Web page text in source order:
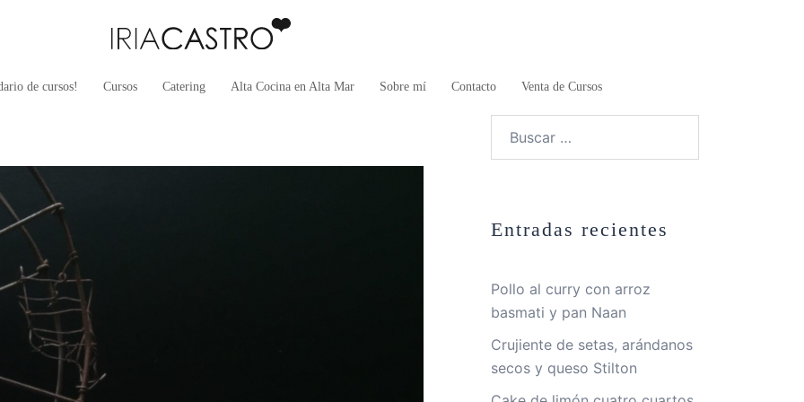
de cursos! Cursos Catering Alta Cocina en Alta Mar Sobre mí Contacto Venta de Cursos
Entradas recientes
Pollo al curry con arroz
basmati y pan Naan
Crujiente de setas, arándanos
secos y queso Stilton